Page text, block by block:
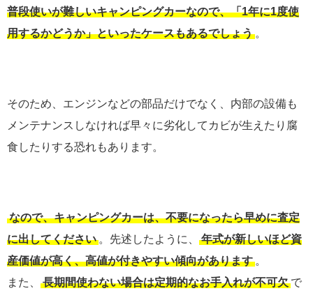
普段使いが難しいキャンピングカーなので、「1年に1度使
用するかどうか」といったケースもあるでしょう 。
そのため、エンジンなどの部品だけでなく、内部の設備も
メンテナンスしなければ早々に劣化してカビが生えたり腐
食したりする恐れもあります。
なので、キャンピングカーは、不要になったら早めに査定
に出してください 。先述したように、
年式が新しいほど資
産価値が高く、高値が付きやすい傾向があります 。
また、
長期間使わない場合は定期的なお手入れが不可欠 で